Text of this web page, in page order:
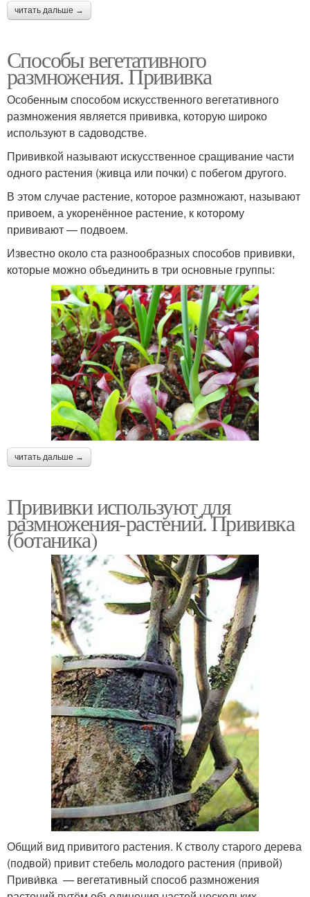
читать дальше →
Способы вегетативного
размножения. Прививка
Особенным способом искусственного вегетативного
размножения является прививка, которую широко
используют в садоводстве.
Прививкой называют искусственное сращивание части
одного растения (живца или почки) с побегом другого.
В этом случае растение, которое размножают, называют
привоем, а укоренённое растение, к которому
прививают — подвоем.
Известно около ста разнообразных способов прививки,
которые можно объединить в три основные группы:
читать дальше →
Прививки используют для
размножения-растений. Прививка
(ботаника)
Общий вид привитого растения. К стволу старого дерева
(подвой) привит стебель молодого растения (привой)
Приви́вка — вегетативный способ размножения